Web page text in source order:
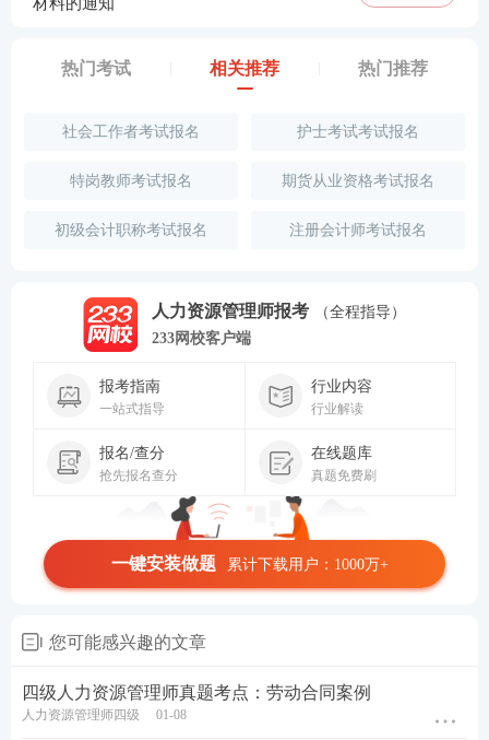
热门考试 相关推荐 热门推荐
社会工作者考试报名 护士考试考试报名
特岗教师考试报名 期货从业资格考试报名
初级会计职称考试报名 注册会计师考试报名
人力资源管理师报考
（全程指导）
233网校客户端
报考指南
一站式指导
行业内容
行业解读
报名/查分
抢先报名查分
在线题库
真题免费刷
一键安装做题 累计下载用户：1000万+
您可能感兴趣的文章
四级人力资源管理师真题考点：劳动合同案例
人力资源管理师四级 01-08